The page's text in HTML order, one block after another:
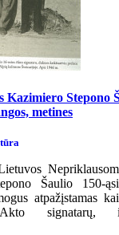
Kazimiero Stepono
metines
Šaulio 150-
atpažįstamas
Akto signatarų,